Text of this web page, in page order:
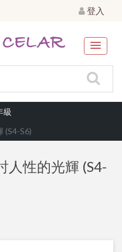
登入
級
(S4-S6)
人性的光輝 (S4-